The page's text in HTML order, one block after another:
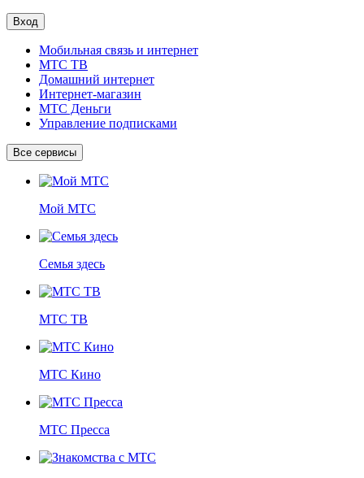
Вход
Мобильная связь и интернет
МТС ТВ
Домашний интернет
Интернет-магазин
МТС Деньги
Управление подписками
Все сервисы
Мой МТС
Семья здесь
МТС ТВ
МТС Кино
МТС Пресса